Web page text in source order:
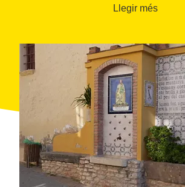
convertir-se en el campanar de la
Aquesta
capella, vinculada al
del Vallès fins al segle XIX, conserva
semicircular i campanar de cadireta.
sola nau, reformada en estil gòtic,
una mica apuntada. La portalada data
Llegir més